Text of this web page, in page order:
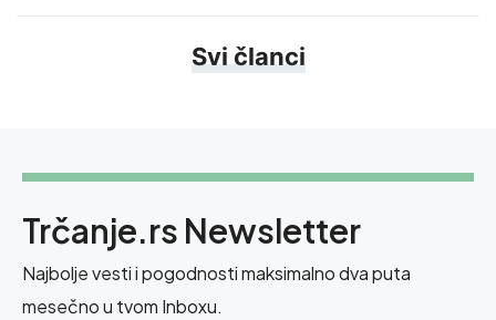
Svi članci
Trčanje.rs Newsletter
Najbolje vesti i pogodnosti maksimalno dva puta
mesečno u tvom Inboxu.